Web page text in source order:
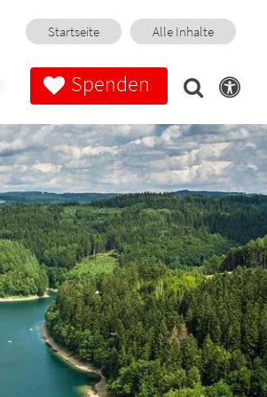
Startseite Alle Inhalte
Spenden